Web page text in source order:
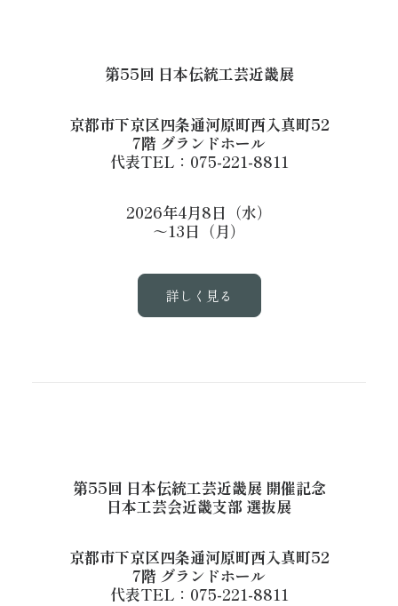
第55回 日本伝統工芸近畿展
京都市下京区四条通河原町西入真町52
7階 グランドホール
代表TEL：075-221-8811
2026年4月8日（水）
～13日（月）
詳しく見る
第55回 日本伝統工芸近畿展 開催記念
日本工芸会近畿支部 選抜展
京都市下京区四条通河原町西入真町52
7階 グランドホール
代表TEL：075-221-8811